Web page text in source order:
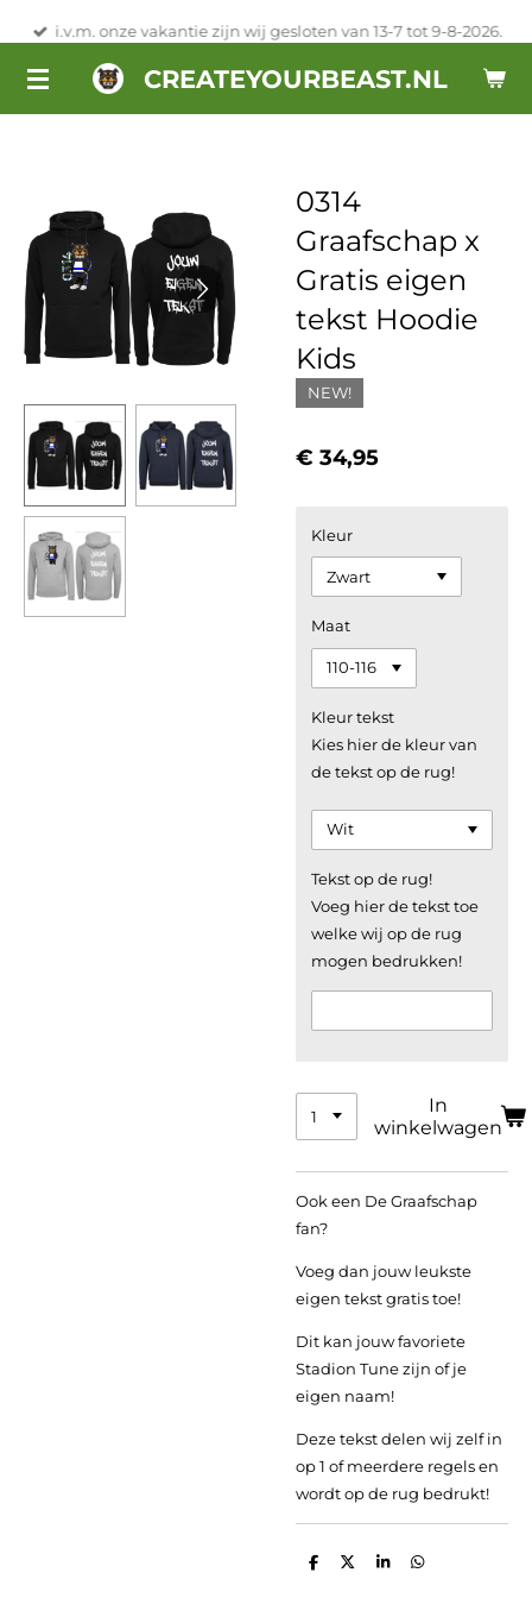
naar
CREATEYOURBEAST.NL
i.v.m. onze vakantie zijn wij gesloten van 13-7 tot 9-8-2026.
0314
Graafschap x
Gratis eigen
tekst Hoodie
Kids
NEW!
€ 34,95
Kleur
Maat
Kleur tekst
Kies hier de kleur van
de tekst op de rug!
Tekst op de rug!
Voeg hier de tekst toe
welke wij op de rug
mogen bedrukken!
In
winkelwagen
Ook een De Graafschap
fan?
Voeg dan jouw leukste
eigen tekst gratis toe!
Dit kan jouw favoriete
Stadion Tune zijn of je
eigen naam!
Deze tekst delen wij zelf in
op 1 of meerdere regels en
wordt op de rug bedrukt!
D
D
S
D